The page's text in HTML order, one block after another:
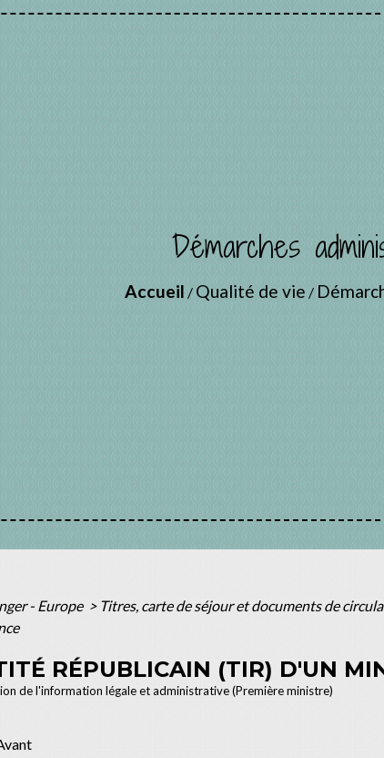
Démarches
Accueil / Qualité de vie /
- Europe > Titres, carte de séjour et documents de
RÉPUBLICAIN (TIR) D'UN
de l'information légale et administrative (Première ministre)